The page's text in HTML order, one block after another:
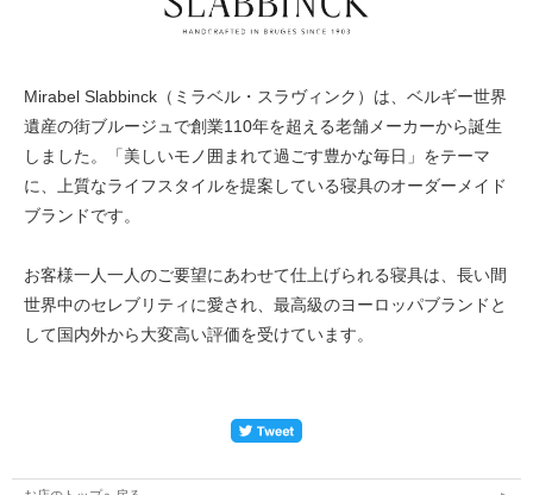
Mirabel Slabbinck（ミラベル・スラヴィンク）は、ベルギー世界
遺産の街ブルージュで創業110年を超える老舗メーカーから誕生
しました。「美しいモノ囲まれて過ごす豊かな毎日」をテーマ
に、上質なライフスタイルを提案している寝具のオーダーメイド
ブランドです。
お客様一人一人のご要望にあわせて仕上げられる寝具は、長い間
世界中のセレブリティに愛され、最高級のヨーロッパブランドと
して国内外から大変高い評価を受けています。